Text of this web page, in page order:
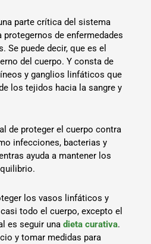
parte crítica del sistema
de enfermedades
Se puede decir, que es el
del cuerpo. Y consta de
y ganglios linfáticos que
los tejidos hacia la sangre y
de proteger el cuerpo contra
infecciones, bacterias y
ayuda a mantener los
los vasos linfáticos y
todo el cuerpo, excepto el
es seguir unadieta curativa.
y tomar medidas para